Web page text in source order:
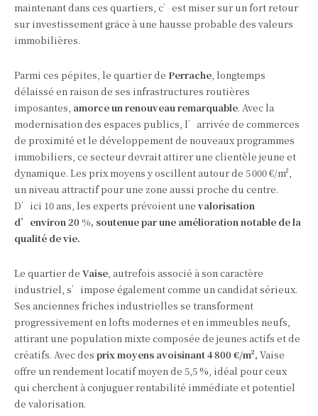
maintenant dans ces quartiers, c’est miser sur un fort retour
sur investissement grâce à une hausse probable des valeurs
immobilières.
Parmi ces pépites, le quartier de Perrache, longtemps
délaissé en raison de ses infrastructures routières
imposantes, amorce un renouveau remarquable. Avec la
modernisation des espaces publics, l’arrivée de commerces
de proximité et le développement de nouveaux programmes
immobiliers, ce secteur devrait attirer une clientèle jeune et
dynamique. Les prix moyens y oscillent autour de 5 000 €/m²,
un niveau attractif pour une zone aussi proche du centre.
D’ici 10 ans, les experts prévoient une valorisation
d’environ 20 %, soutenue par une amélioration notable de la
qualité de vie.
Le quartier de Vaise, autrefois associé à son caractère
industriel, s’impose également comme un candidat sérieux.
Ses anciennes friches industrielles se transforment
progressivement en lofts modernes et en immeubles neufs,
attirant une population mixte composée de jeunes actifs et de
créatifs. Avec des prix moyens avoisinant 4 800 €/m², Vaise
offre un rendement locatif moyen de 5,5 %, idéal pour ceux
qui cherchent à conjuguer rentabilité immédiate et potentiel
de valorisation.